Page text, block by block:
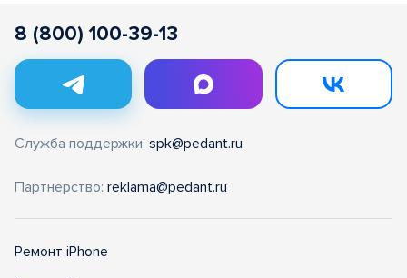
8 (800) 100-39-13
Служба поддержки: spk@pedant.ru
Партнерство: reklama@pedant.ru
Ремонт iPhone